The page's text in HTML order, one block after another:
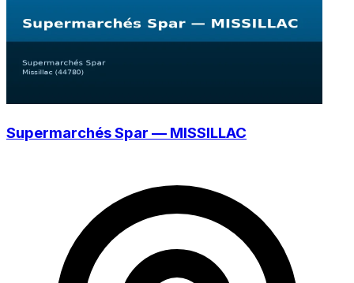
Supermarchés Spar — MISSILLAC